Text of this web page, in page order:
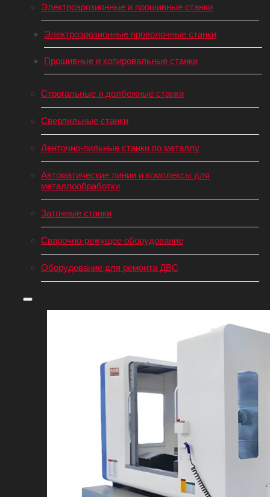
Электроэрозионные и прошивные станки
Электроэрозионные проволочные станки
Прошивные и копировальные станки
Строгальные и долбежные станки
Сверлильные станки
Ленточно-пильные станки по металлу
Автоматические линии и комплексы для
металлообработки
Заточные станки
Сварочно-режущее оборудование
Оборудование для ремонта ДВС